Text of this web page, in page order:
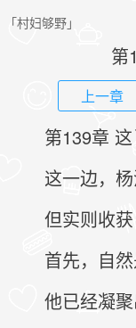
「村妇够野」
第
上一章
第139章
这一边，
但实则收获
首先，自
他已经凝聚